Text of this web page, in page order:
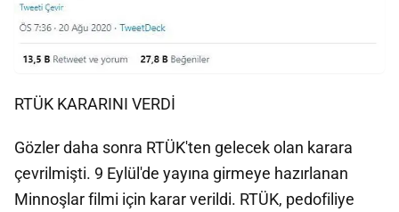
RTÜK KARARINI VERDİ
Gözler daha sonra RTÜK'ten gelecek olan karara
çevrilmişti. 9 Eylül'de yayına girmeye hazırlanan
Minnoşlar filmi için karar verildi. RTÜK, pedofiliye